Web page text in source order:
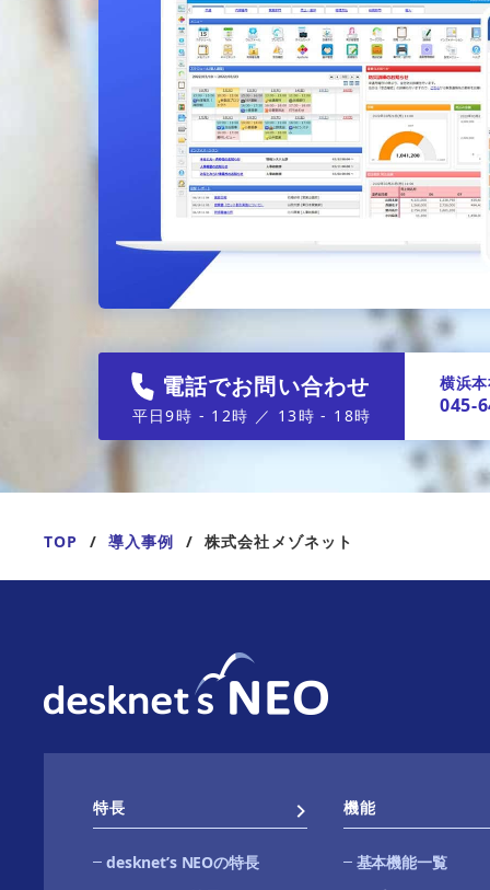
電話でお問い合わせ
平日9時 - 12時 ／ 13時 - 18時
横浜
045-
TOP 導入事例 株式会社メゾネット
特長
desknetʼs NEOの特長
機能
基本機能一覧